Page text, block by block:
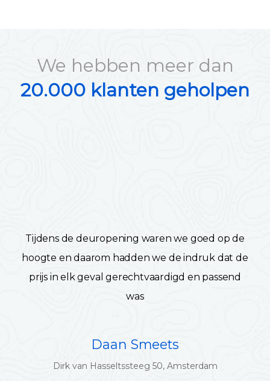
We hebben meer dan
20.000 klanten geholpen
Tijdens de deuropening waren we goed op de
hoogte en daarom hadden we de indruk dat de
prijs in elk geval gerechtvaardigd en passend
was
Daan Smeets
Dirk van Hasseltssteeg 50, Amsterdam